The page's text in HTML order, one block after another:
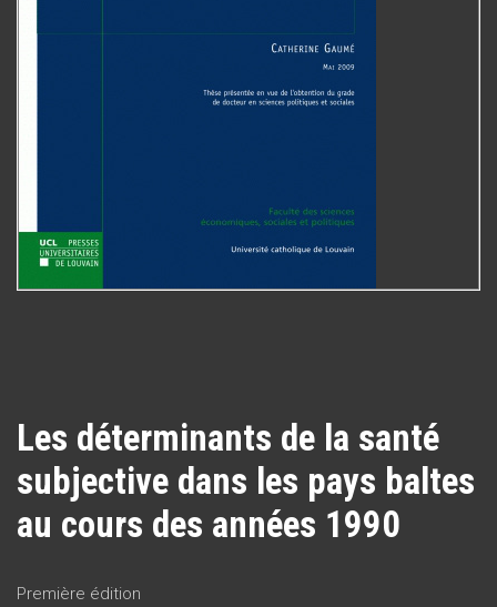
Les déterminants de la santé
subjective dans les pays baltes
au cours des années 1990
Première édition